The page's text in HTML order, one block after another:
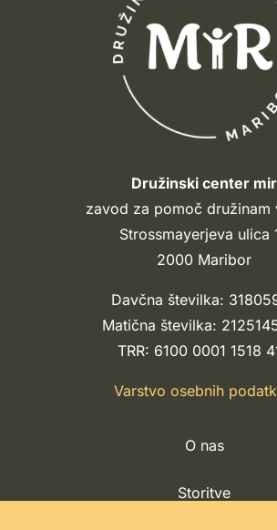
Družinski center mir
zavod za pomoč družinam
Strossmayerjeva ulica
2000 Maribor
Davčna številka:
Matična številka:
TRR: 6100 0001 1518
Varstvo osebnih
O nas
Storitve